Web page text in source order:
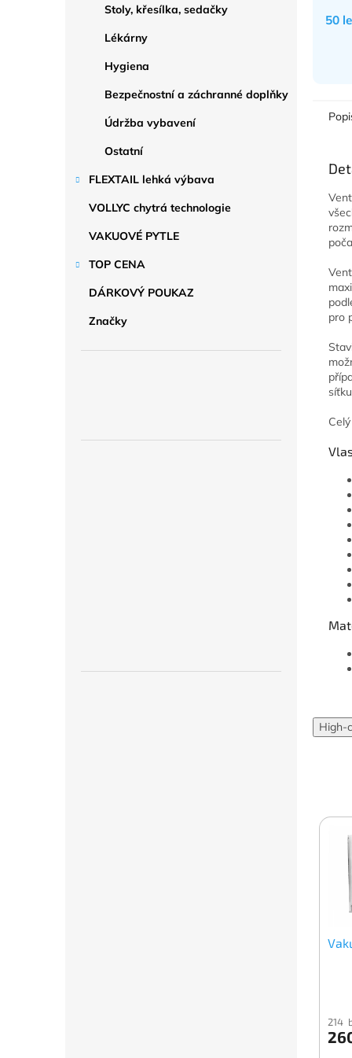
Stoly, křesílka, sedačky
Lékárny
Hygiena
Bezpečnostní a záchranné doplňky
Údržba vybavení
Ostatní
FLEXTAIL lehká výbava
VOLLYC chytrá technologie
VAKUOVÉ PYTLE
TOP CENA
DÁRKOVÝ POUKAZ
Značky
50
pro
High-
214